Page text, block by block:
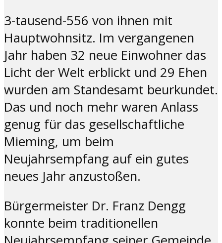
3-tausend-556 von ihnen mit
Hauptwohnsitz. Im vergangenen
Jahr haben 32 neue Einwohner das
Licht der Welt erblickt und 29 Ehen
wurden am Standesamt beurkundet.
Das und noch mehr waren Anlass
genug für das gesellschaftliche
Mieming, um beim
Neujahrsempfang auf ein gutes
neues Jahr anzustoßen.
Bürgermeister Dr. Franz Dengg
konnte beim traditionellen